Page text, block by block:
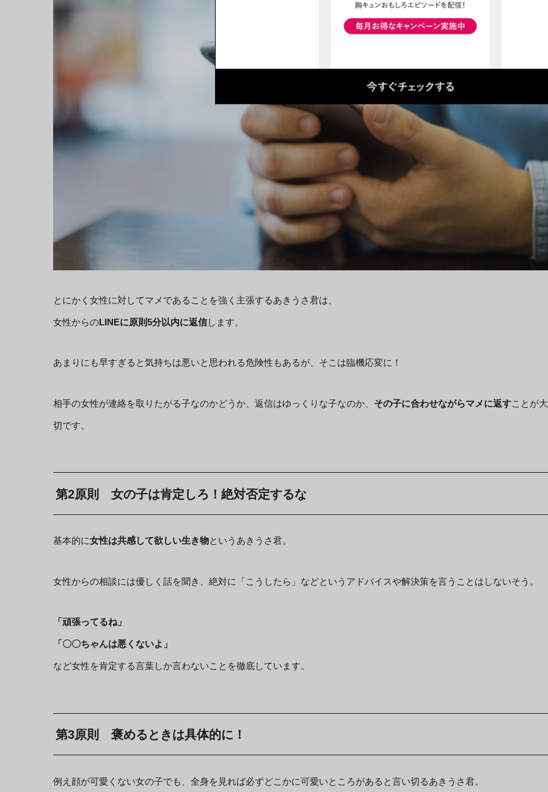
とにかく女性に対してマメであることを強く主張するあきうさ君は、
女性からのLINEに原則5分以内に返信します。
あまりにも早すぎると気持ちは悪いと思われる危険性もあるが、そこは臨機応変に！
相手の女性が連絡を取りたがる子なのかどうか、返信はゆっくりな子なのか、 その子に合わせながらマメに返すことが大
切です。
第2原則 女の子は肯定しろ！絶対否定するな
基本的に女性は共感して欲しい生き物というあきうさ君。
女性からの相談には優しく話を聞き、絶対に「こうしたら」などというアドバイスや解決策を言うことはしないそう。
「頑張ってるね」
「〇〇ちゃんは悪くないよ」
など女性を肯定する言葉しか言わないことを徹底しています。
第3原則 褒めるときは具体的に！
例え顔が可愛くない女の子でも、全身を見れば必ずどこかに可愛いところがあると言い切るあきうさ君。